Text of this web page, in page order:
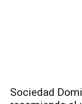
Sociedad